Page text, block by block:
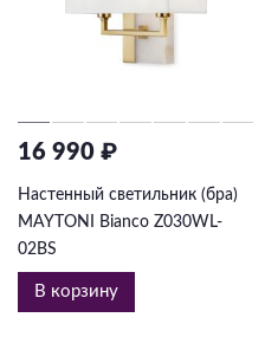
16 990 ₽
Настенный светильник (бра)
MAYTONI Bianco Z030WL-
02BS
В корзину
Подвесные
Большие люстры
Комплектующие
База